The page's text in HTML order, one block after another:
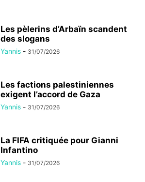
Les pèlerins d’Arbaïn scandent
des slogans
Yannis - 31/07/2026
Les factions palestiniennes
exigent l’accord de Gaza
Yannis - 31/07/2026
La FIFA critiquée pour Gianni
Infantino
Yannis - 31/07/2026